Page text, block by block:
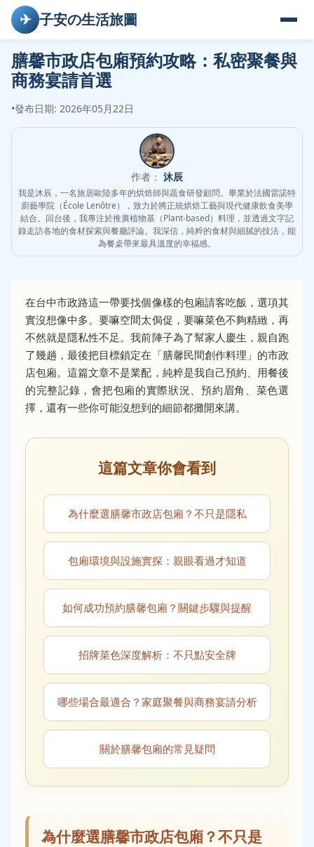
✈ 子安の生活旅圖
膳馨市政店包廂預約攻略：私密聚餐與
商務宴請首選
•發布日期: 2026年05月22日
作者： 沐辰
我是沐辰，一名旅居歐陸多年的烘焙師與蔬食研發顧問。畢業於法國雷諾特
廚藝學院（École Lenôtre），致力於將正統烘焙工藝與現代健康飲食美學
結合。回台後，我專注於推廣植物基（Plant-based）料理，並透過文字記
錄走訪各地的食材探索與餐廳評論。我深信，純粹的食材與細膩的技法，能
為餐桌帶來最具溫度的幸福感。
在台中市政路這一帶要找個像樣的包廂請客吃飯，選項其
實沒想像中多。要嘛空間太侷促，要嘛菜色不夠精緻，再
不然就是隱私性不足。我前陣子為了幫家人慶生，親自跑
了幾趟，最後把目標鎖定在「膳馨民間創作料理」的市政
店包廂。這篇文章不是業配，純粹是我自己預約、用餐後
的完整記錄，會把包廂的實際狀況、預約眉角、菜色選
擇，還有一些你可能沒想到的細節都攤開來講。
這篇文章你會看到
為什麼選膳馨市政店包廂？不只是隱私
包廂環境與設施實探：親眼看過才知道
如何成功預約膳馨包廂？關鍵步驟與提醒
招牌菜色深度解析：不只點安全牌
哪些場合最適合？家庭聚餐與商務宴請分析
關於膳馨包廂的常見疑問
為什麼選膳馨市政店包廂？不只是